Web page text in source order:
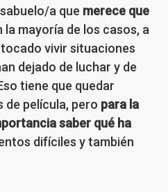
a que merece que
la mayoría de los casos, a
vivir situaciones
dejado de luchar y de
tiene que quedar
de película, pero para la
saber qué ha
difíciles y también